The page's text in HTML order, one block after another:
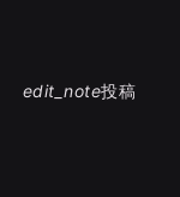
edit_note投稿